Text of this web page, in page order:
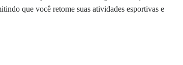
que você retome suas atividades esportivas e